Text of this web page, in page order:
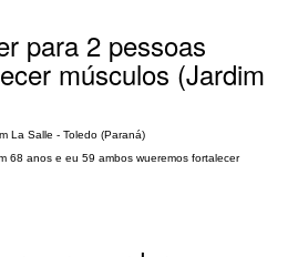
para 2 pessoas
músculos (Jardim
La Salle - Toledo (Paraná)
68 anos e eu 59 ambos wueremos fortalecer